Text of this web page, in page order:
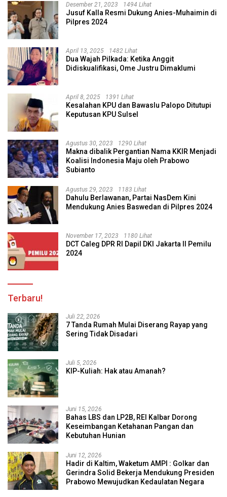
Desember 21, 2023 1494 Lihat
Jusuf Kalla Resmi Dukung Anies-Muhaimin di
Pilpres 2024
April 13, 2025 1482 Lihat
Dua Wajah Pilkada: Ketika Anggit
Didiskualifikasi, Ome Justru Dimaklumi
April 8, 2025 1391 Lihat
Kesalahan KPU dan Bawaslu Palopo Ditutupi
Keputusan KPU Sulsel
Agustus 30, 2023 1290 Lihat
Makna dibalik Pergantian Nama KKIR Menjadi
Koalisi Indonesia Maju oleh Prabowo
Subianto
Agustus 29, 2023 1183 Lihat
Dahulu Berlawanan, Partai NasDem Kini
Mendukung Anies Baswedan di Pilpres 2024
November 17, 2023 1180 Lihat
DCT Caleg DPR RI Dapil DKI Jakarta II Pemilu
2024
Terbaru!
Juli 22, 2026
7 Tanda Rumah Mulai Diserang Rayap yang
Sering Tidak Disadari
Juli 5, 2026
KIP-Kuliah: Hak atau Amanah?
Juni 15, 2026
Bahas LBS dan LP2B, REI Kalbar Dorong
Keseimbangan Ketahanan Pangan dan
Kebutuhan Hunian
Juni 12, 2026
Hadir di Kaltim, Waketum AMPI : Golkar dan
Gerindra Solid Bekerja Mendukung Presiden
Prabowo Mewujudkan Kedaulatan Negara